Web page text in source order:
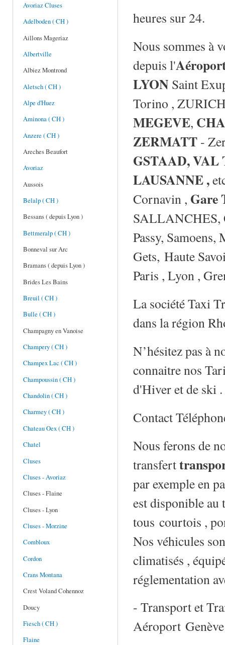
Avoriaz Cluses
Adelboden ( CH )
Aillons Mageriaz
Albertville
Albiez Montrond
Aletsch ( CH )
Alpe d'Huez
Aminona ( CH )
Anzere ( CH )
Areches Beaufort
Avoriaz
Aussois
Belalp ( CH )
Bessans ( depuis Lyon )
Bettmeralp ( CH )
Bonneval sur Arc
Bramans ( depuis Lyon )
Brides Les Bains
Breuil ( CH )
Bulle ( CH )
Champagny en Vanoise
Champery ( CH )
Champex Lac ( CH )
Champoussin ( CH )
Chandolin ( CH )
Charmey ( CH )
Chateau Oex ( CH )
Chatel
Cluses
Cluses - Avoriaz
Cluses - Flaine
Cluses - Lyon
Cluses - Morzine
Combloux
Cordon
Crans Montana
Crest Voland Cohennoz
Doucy
Fiesch ( CH )
Flaine
heures sur 24.
Nous sommes à
depuis l'
LYON Saint
Torino ,
MEGEVE,
ZERMATT -
GSTAAD, VAL
LAUSANNE ,
Cornavin , Gare
SALLANCHES,
Passy,
Gets, Haute
Paris , Lyon ,
La société Taxi
dans la région
N’hésitez pas à
connaitre nos
d'Hiver et de ski .
Contact
Nous ferons de
transfert
par exemple en
est disponible au
tous courtois ,
Nos véhicules
climatisés ,
réglementation
- Transport et
Aéroport